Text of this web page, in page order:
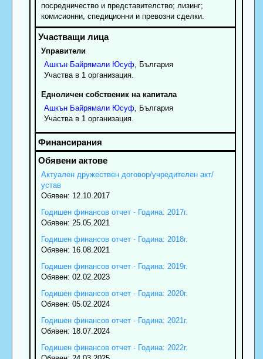
посредничество и представителство; лизинг;
комисионни, спедиционни и превозни сделки.
Управители
Ашкън Байрямали Юсуф, България
Участва в 1 организация.
Едноличен собственик на капитала
Ашкън Байрямали Юсуф, България
Участва в 1 организация.
Актуален дружествен договор/учредителен акт/
устав
Обявен: 12.10.2017
Годишен финансов отчет - Година: 2017г.
Обявен: 25.05.2021
Годишен финансов отчет - Година: 2018г.
Обявен: 16.08.2021
Годишен финансов отчет - Година: 2019г.
Обявен: 02.02.2023
Годишен финансов отчет - Година: 2020г.
Обявен: 05.02.2024
Годишен финансов отчет - Година: 2021г.
Обявен: 18.07.2024
Годишен финансов отчет - Година: 2022г.